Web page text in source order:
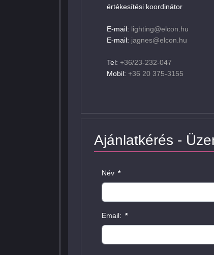
értékesítési koordinátor
E-mail: lighting@elcon.hu
E-mail: jagnes@elcon.hu
Tel: +36/23-232-047
Mobil: +36 20 375-3155
Ajánlatkérés -
Név *
Email: *